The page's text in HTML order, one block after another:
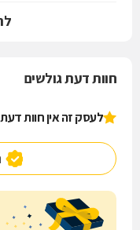
הסתקרנתם? רוצים לשמוע
אנא צרו קשר ויחד נצא
חוות דעת גולשים
לעסק זה אין חוות דעת